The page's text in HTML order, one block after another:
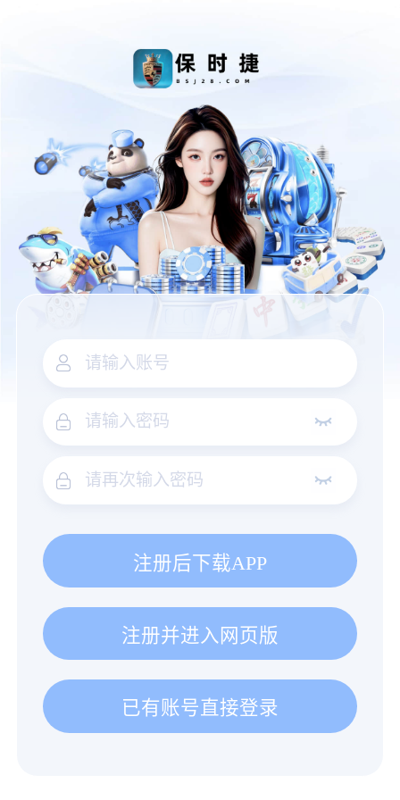
注册后下载APP
注册并进入网页版
已有账号直接登录